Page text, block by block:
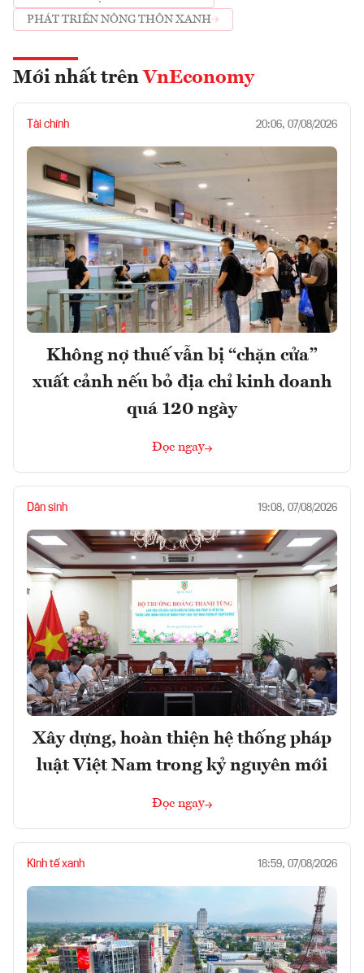
PHÁT TRIỂN NÔNG THÔN XANH
Mới nhất trên VnEconomy
Tài chính 20:06, 07/08/2026
Không nợ thuế vẫn bị “chặn cửa”
xuất cảnh nếu bỏ địa chỉ kinh doanh
quá 120 ngày
Đọc ngay
Dân sinh 19:08, 07/08/2026
Xây dựng, hoàn thiện hệ thống pháp
luật Việt Nam trong kỷ nguyên mới
Đọc ngay
Kinh tế xanh 18:59, 07/08/2026